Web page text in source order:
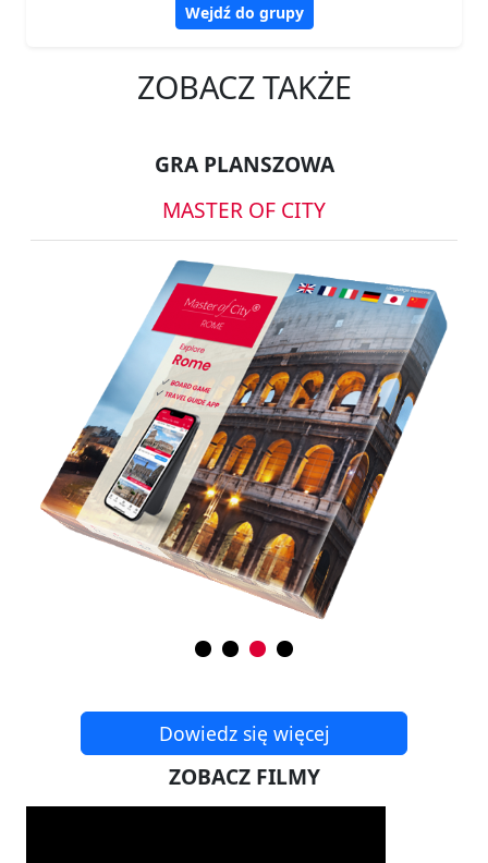
Wejdź do grupy
ZOBACZ TAKŻE
GRA PLANSZOWA
MASTER OF CITY
Dowiedz się więcej
ZOBACZ FILMY